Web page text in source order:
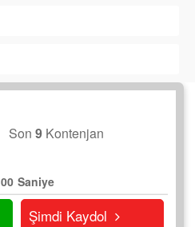
Son 9Kontenjan
00 Saniye
Şimdi Kaydol